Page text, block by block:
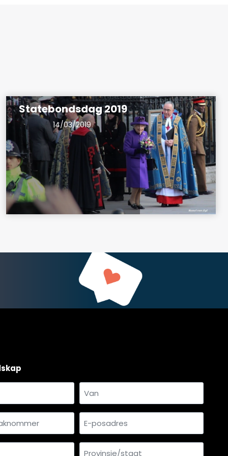
Statebondsdag 2019
14/03/2019
Van
E-
posadres
Provinsie/staat